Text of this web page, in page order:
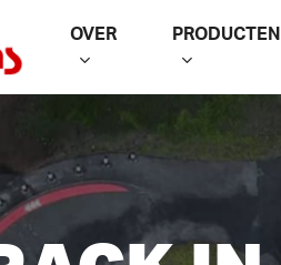
OVER PRODUCTEN